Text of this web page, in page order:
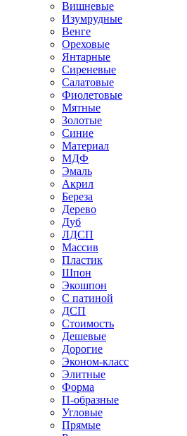
Вишневые
Изумрудные
Венге
Ореховые
Янтарные
Сиреневые
Салатовые
Фиолетовые
Мятные
Золотые
Синие
Материал
МДФ
Эмаль
Акрил
Береза
Дерево
Дуб
ЛДСП
Массив
Пластик
Шпон
Экошпон
С патиной
ДСП
Стоимость
Дешевые
Дорогие
Эконом-класс
Элитные
Форма
П-образные
Угловые
Прямые